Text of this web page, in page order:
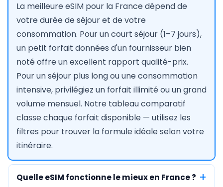
La meilleure eSIM pour la France dépend de
votre durée de séjour et de votre
consommation. Pour un court séjour (1–7 jours),
un petit forfait données d'un fournisseur bien
noté offre un excellent rapport qualité-prix.
Pour un séjour plus long ou une consommation
intensive, privilégiez un forfait illimité ou un grand
volume mensuel. Notre tableau comparatif
classe chaque forfait disponible — utilisez les
filtres pour trouver la formule idéale selon votre
itinéraire.
Quelle eSIM fonctionne le mieux en France ?